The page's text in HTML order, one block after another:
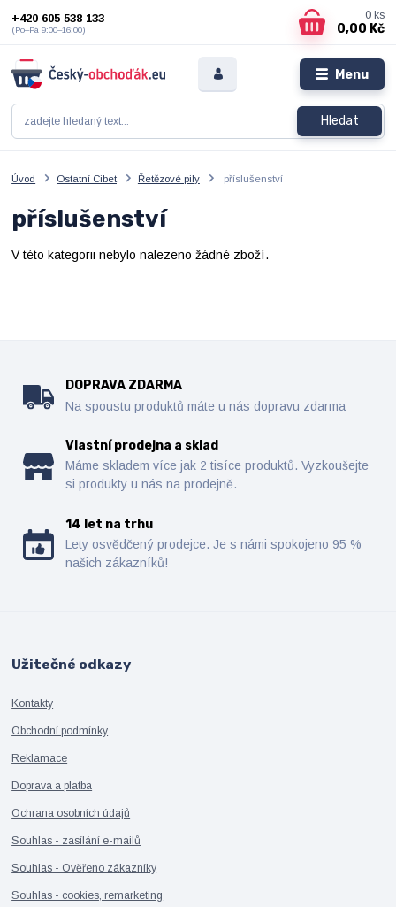
Menu
Hledat
+420 605 538 133
(Po–Pá 9:00–16:00)
0 ks
0,00 Kč
Úvod Ostatní Cibet Řetězové pily příslušenství
příslušenství
V této kategorii nebylo nalezeno žádné zboží.
DOPRAVA ZDARMA
Na spoustu produktů máte u nás dopravu zdarma
Vlastní prodejna a sklad
Máme skladem více jak 2 tisíce produktů. Vyzkoušejte
si produkty u nás na prodejně.
14 let na trhu
Lety osvědčený prodejce. Je s námi spokojeno 95 %
našich zákazníků!
Užitečné odkazy
Kontakty
Obchodní podmínky
Reklamace
Doprava a platba
Ochrana osobních údajů
Souhlas - zasílání e-mailů
Souhlas - Ověřeno zákazníky
Souhlas - cookies, remarketing